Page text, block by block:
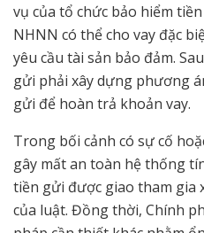
vụ của tổ chức bảo hiểm
NHNN có thể cho vay đặc
yêu cầu tài sản bảo đảm.
gửi phải xây dựng phương
gửi để hoàn trả khoản vay.
Trong bối cảnh có sự cố
gây mất an toàn hệ thống
tiền gửi được giao tham gia
của luật. Đồng thời, Chính